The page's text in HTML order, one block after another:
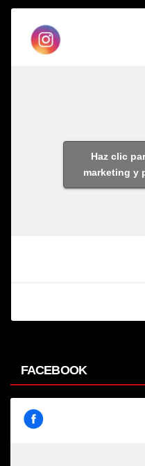
Haz clic
marketing y
FACEBOOK